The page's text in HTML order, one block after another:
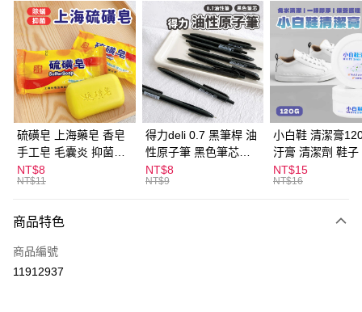
超商取貨付款
LINE Pay
Apple Pay
街口支付
悠遊付
ATM付款
全家取貨付款
每筆NT$60，滿NT$599(含以上)免運費
付款後全家取貨
硫磺皂 上海藥皂 香皂
手工皂 毛囊炎 抑菌除
蟎 清潔護膚 去油去痘
寵物皮膚病 狗狗貓咪
NT$8
NT$11
得力deli 0.7 黑筆桿 油
性原子筆 黑色筆芯
S304
NT$8
NT$9
小白鞋 清潔膏
汙膏 清潔劑 鞋子
漬 白皮鞋 鞋油
NT$15
NT$16
商品特色
商品編號
11912937